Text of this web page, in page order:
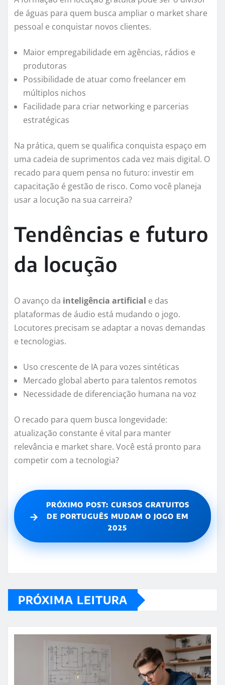
de águas para quem busca ampliar o market share
pessoal e conquistar novos clientes.
Maior empregabilidade em agências, rádios e
produtoras
Possibilidade de atuar como freelancer em
múltiplos nichos
Facilidade para criar networking e parcerias
estratégicas
Na prática, quem se qualifica conquista espaço em
uma cadeia de suprimentos cada vez mais digital. O
recado para quem pensa no futuro: investir em
capacitação é gestão de risco. Como você planeja
usar a locução na sua carreira?
Tendências e futuro
da locução
O avanço da inteligência artificial e das
plataformas de áudio está mudando o jogo.
Locutores precisam se adaptar a novas demandas
e tecnologias.
Uso crescente de IA para vozes sintéticas
Mercado global aberto para talentos remotos
Necessidade de diferenciação humana na voz
O recado para quem busca longevidade:
atualização constante é vital para manter
relevância e market share. Você está pronto para
competir com a tecnologia?
→
PRÓXIMO POST: CURSOS GRATUITOS
DE PORTUGUÊS MUDAM O JOGO EM
2025
PRÓXIMA LEITURA